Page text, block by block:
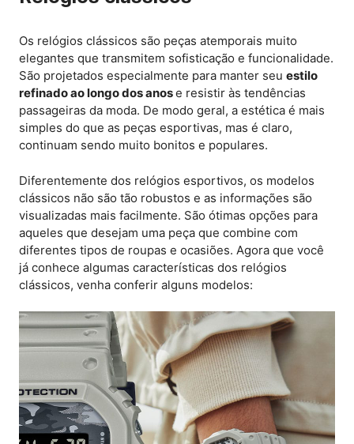
Os relógios clássicos são peças atemporais muito
elegantes que transmitem sofisticação e funcionalidade.
São projetados especialmente para manter seu estilo
refinado ao longo dos anose resistir às tendências
passageiras da moda. De modo geral, a estética é mais
simples do que as peças esportivas, mas é claro,
continuam sendo muito bonitos e populares.
Diferentemente dos relógios esportivos, os modelos
clássicos não são tão robustos e as informações são
visualizadas mais facilmente. São ótimas opções para
aqueles que desejam uma peça que combine com
diferentes tipos de roupas e ocasiões. Agora que você
já conhece algumas características dos relógios
clássicos, venha conferir alguns modelos: